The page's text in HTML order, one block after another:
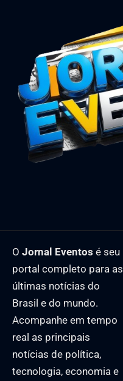
O Jornal Eventos é seu
portal completo para as
últimas notícias do
Brasil e do mundo.
Acompanhe em tempo
real as principais
notícias de política,
tecnologia, economia e